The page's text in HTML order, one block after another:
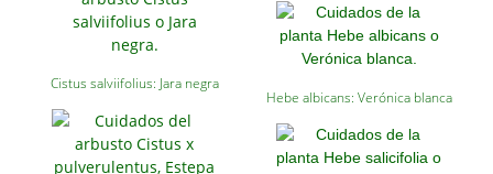
Cistus salviifolius: Jara negra
Hebe albicans: Verónica blanca